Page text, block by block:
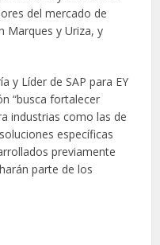
del mercado de
Marques y Uriza, y
y Líder de SAP para EY
“busca fortalecer
industrias como las de
específicas
previamente
parte de los